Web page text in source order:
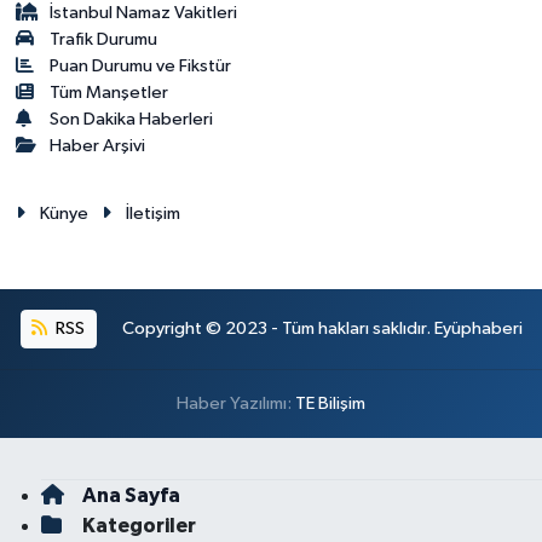
İstanbul Namaz Vakitleri
Trafik Durumu
Puan Durumu ve Fikstür
Tüm Manşetler
Son Dakika Haberleri
Haber Arşivi
Künye İletişim
RSS Copyright © 2023 - Tüm hakları saklıdır. Eyüphaberi
Haber Yazılımı: TE Bilişim
Ana Sayfa
Kategoriler